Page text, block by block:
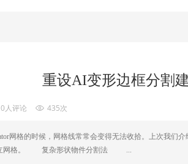
重设AI变形边框分割
0人评论 435次
网格的时候，网格线常常会变得无法收拾。上次我们
立网格。 复杂形状物件分割法 ...